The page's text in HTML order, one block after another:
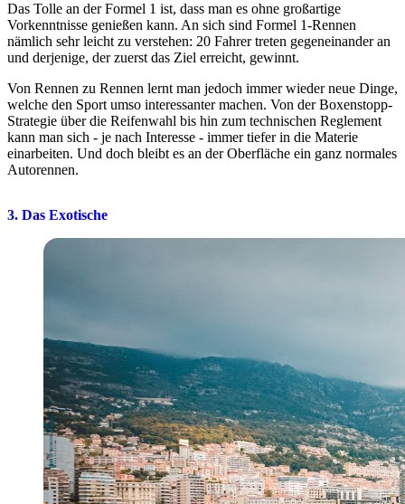
Das Tolle an der Formel 1 ist, dass man es ohne großartige
Vorkenntnisse genießen kann. An sich sind Formel 1-Rennen
nämlich sehr leicht zu verstehen: 20 Fahrer treten gegeneinander an
und derjenige, der zuerst das Ziel erreicht, gewinnt.
Von Rennen zu Rennen lernt man jedoch immer wieder neue Dinge,
welche den Sport umso interessanter machen. Von der Boxenstopp-
Strategie über die Reifenwahl bis hin zum technischen Reglement
kann man sich - je nach Interesse - immer tiefer in die Materie
einarbeiten. Und doch bleibt es an der Oberfläche ein ganz normales
Autorennen.
3. Das Exotische